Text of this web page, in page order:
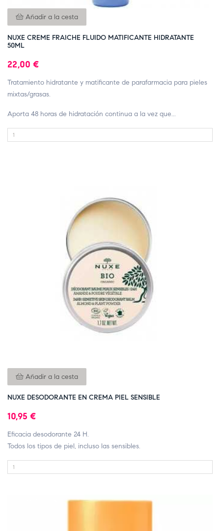
Añadir a la cesta
NUXE CREME FRAICHE FLUIDO MATIFICANTE HIDRATANTE
50ML
22,00 €
Tratamiento hidratante y matificante de parafarmacia para pieles
mixtas/grasas.
Aporta 48 horas de hidratación continua a la vez que...
Añadir a la cesta
NUXE DESODORANTE EN CREMA PIEL SENSIBLE
10,95 €
Eficacia desodorante 24 H.
Todos los tipos de piel, incluso las sensibles.